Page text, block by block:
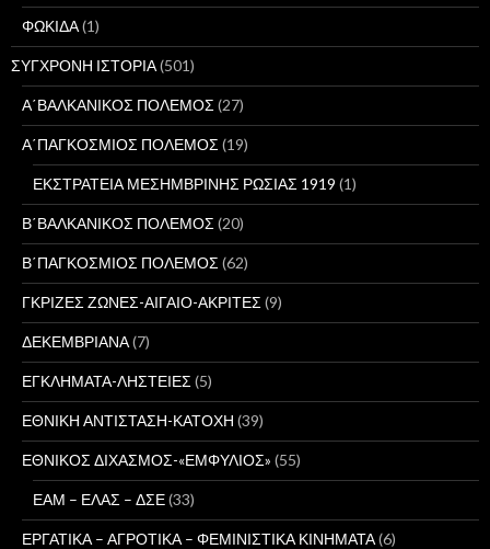
ΦΩΚΙΔΑ(1)
ΣΥΓΧΡΟΝΗ ΙΣΤΟΡΙΑ(501)
Α΄ΒΑΛΚΑΝΙΚΟΣ ΠΟΛΕΜΟΣ (27)
Α΄ΠΑΓΚΟΣΜΙΟΣ ΠΟΛΕΜΟΣ (19)
ΕΚΣΤΡΑΤΕΙΑ ΜΕΣΗΜΒΡΙΝΗΣ ΡΩΣΙΑΣ 1919 (1)
Β΄ΒΑΛΚΑΝΙΚΟΣ ΠΟΛΕΜΟΣ (20)
Β΄ΠΑΓΚΟΣΜΙΟΣ ΠΟΛΕΜΟΣ (62)
ΓΚΡΙΖΕΣ ΖΩΝΕΣ-ΑΙΓΑΙΟ-ΑΚΡΙΤΕΣ (9)
ΔΕΚΕΜΒΡΙΑΝΑ(7)
ΕΓΚΛΗΜΑΤΑ-ΛΗΣΤΕΙΕΣ (5)
ΕΘΝΙΚΗ ΑΝΤΙΣΤΑΣΗ-ΚΑΤΟΧΗ (39)
ΕΘΝΙΚΟΣ ΔΙΧΑΣΜΟΣ-«ΕΜΦΥΛΙΟΣ» (55)
ΕΑΜ – ΕΛΑΣ – ΔΣΕ(33)
ΕΡΓΑΤΙΚΑ – ΑΓΡΟΤΙΚΑ – ΦΕΜΙΝΙΣΤΙΚΑ ΚΙΝΗΜΑΤΑ(6)